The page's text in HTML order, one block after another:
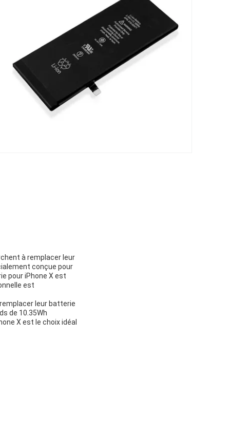
à remplacer leur
conçue pour
pour iPhone X est
est
leur batterie
de 10.35Wh
X est le choix idéal